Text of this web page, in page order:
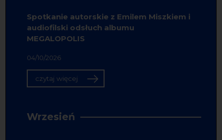
Spotkanie autorskie z Emilem Miszkiem i
audiofilski odsłuch albumu
MEGALOPOLIS
04/10/2026
czytaj więcej
Wrzesień